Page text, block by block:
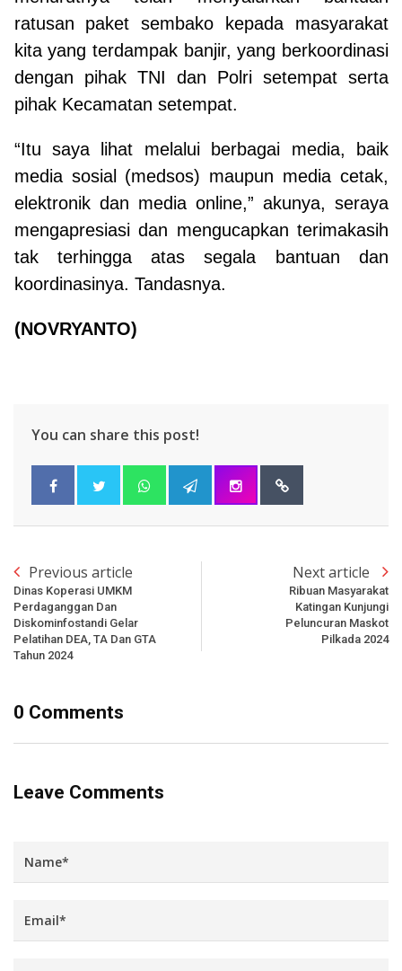
ratusan paket sembako kepada masyarakat
kita yang terdampak banjir, yang berkoordinasi
dengan pihak TNI dan Polri setempat serta
pihak Kecamatan setempat.
“Itu saya lihat melalui berbagai media, baik
media sosial (medsos) maupun media cetak,
elektronik dan media online,” akunya, seraya
mengapresiasi dan mengucapkan terimakasih
tak terhingga atas segala bantuan dan
koordinasinya. Tandasnya.
(NOVRYANTO)
You can share this post!
Previous article
Dinas Koperasi UMKM
Perdaganggan Dan
Diskominfostandi Gelar
Pelatihan DEA, TA Dan GTA
Tahun 2024
Next article
Ribuan Masyarakat
Katingan Kunjungi
Peluncuran Maskot
Pilkada 2024
0 Comments
Leave Comments